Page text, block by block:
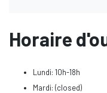
Horaire
Lundi: 10h-18h
Mardi: (closed)